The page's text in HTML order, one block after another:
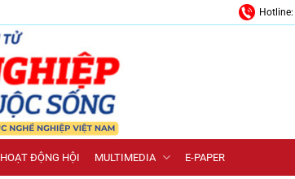
Hotline:
HOẠT ĐỘNG HỘI MULTIMEDIA E-PAPER